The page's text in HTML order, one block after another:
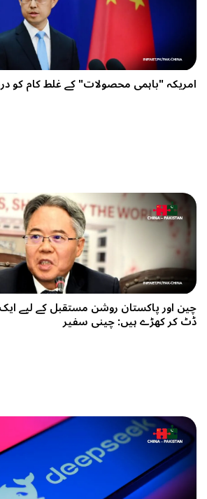
امریکہ "باہمی محصولات" کے غلط کام
چین اور پاکستان روشن مستقبل کے لیے
ڈٹ کر کھڑے ہیں: چینی سفیر